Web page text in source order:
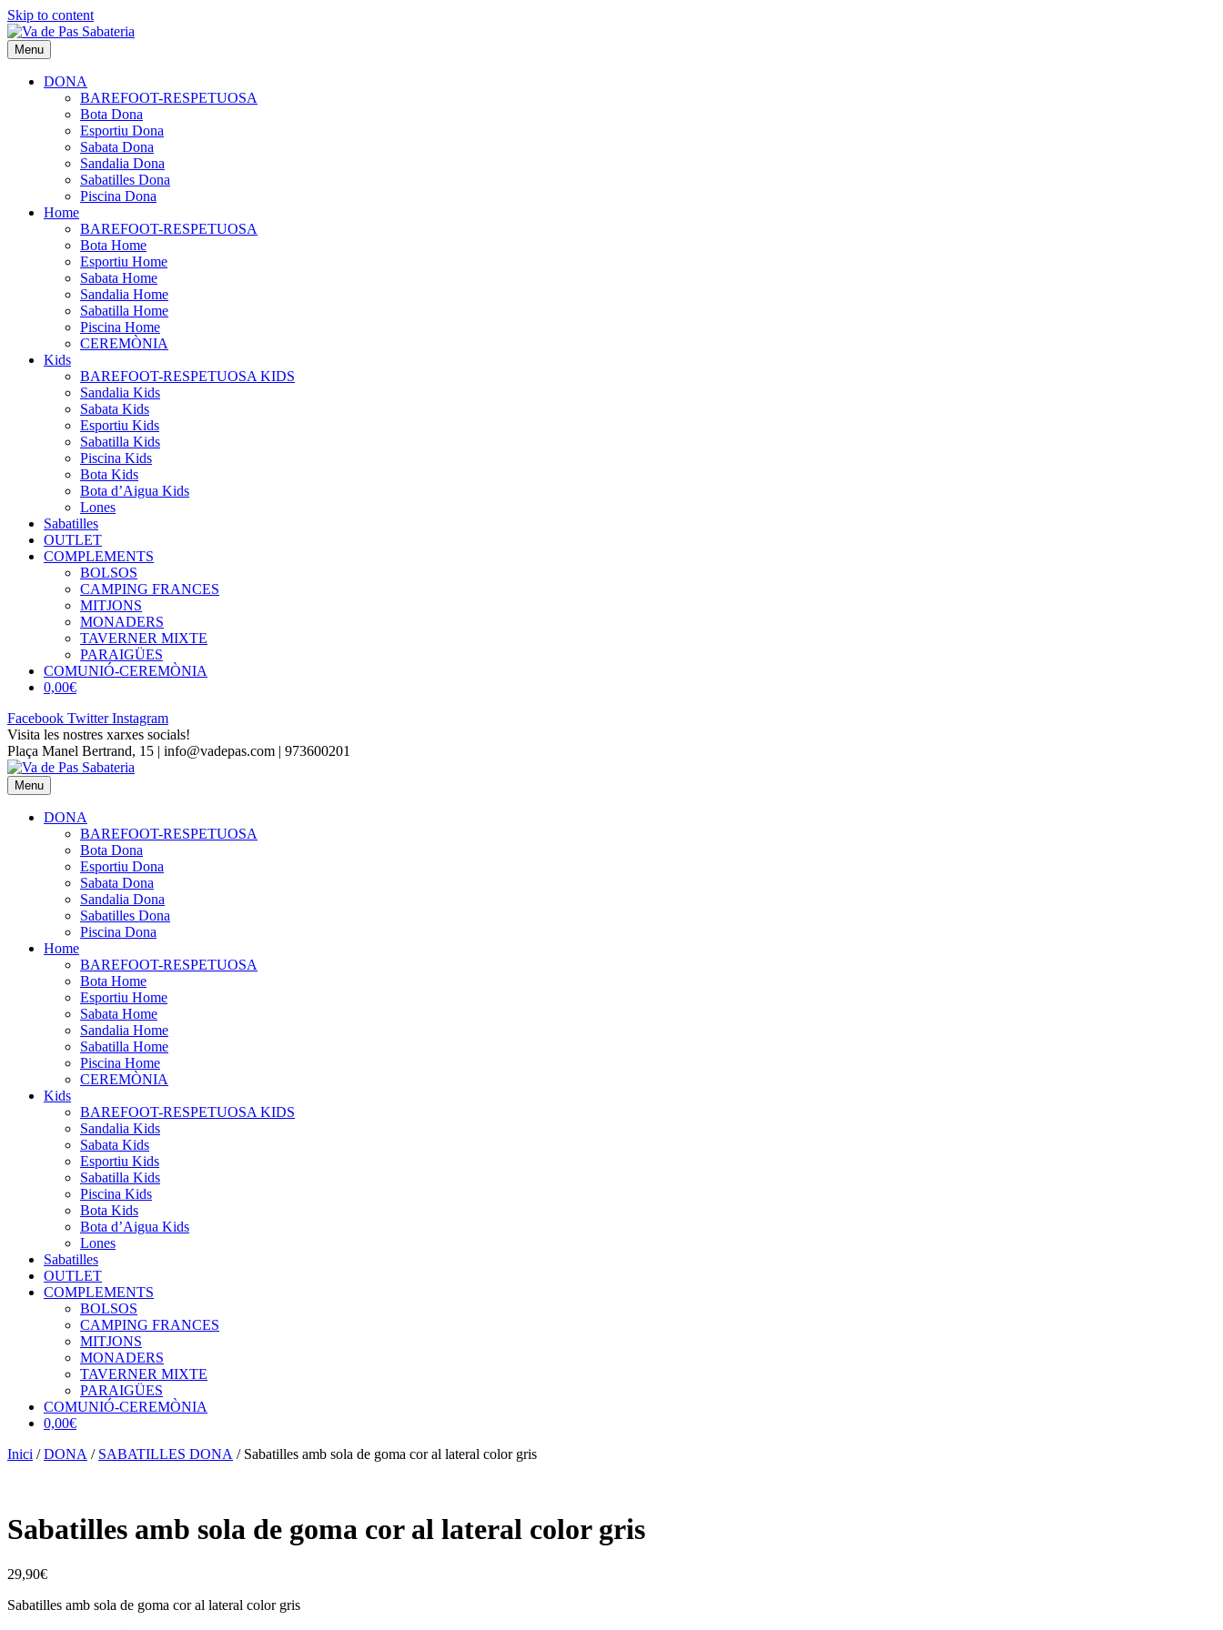
Skip to content
Menu
DONA
BAREFOOT-RESPETUOSA
Bota Dona
Esportiu Dona
Sabata Dona
Sandalia Dona
Sabatilles Dona
Piscina Dona
Home
BAREFOOT-RESPETUOSA
Bota Home
Esportiu Home
Sabata Home
Sandalia Home
Sabatilla Home
Piscina Home
CEREMÒNIA
Kids
BAREFOOT-RESPETUOSA KIDS
Sandalia Kids
Sabata Kids
Esportiu Kids
Sabatilla Kids
Piscina Kids
Bota Kids
Bota d’Aigua Kids
Lones
Sabatilles
OUTLET
COMPLEMENTS
BOLSOS
CAMPING FRANCES
MITJONS
MONADERS
TAVERNER MIXTE
PARAIGÜES
COMUNIÓ-CEREMÒNIA
0,00€
Facebook Twitter Instagram
Visita les nostres xarxes socials!
Plaça Manel Bertrand, 15 | info@vadepas.com | 973600201
Menu
DONA
BAREFOOT-RESPETUOSA
Bota Dona
Esportiu Dona
Sabata Dona
Sandalia Dona
Sabatilles Dona
Piscina Dona
Home
BAREFOOT-RESPETUOSA
Bota Home
Esportiu Home
Sabata Home
Sandalia Home
Sabatilla Home
Piscina Home
CEREMÒNIA
Kids
BAREFOOT-RESPETUOSA KIDS
Sandalia Kids
Sabata Kids
Esportiu Kids
Sabatilla Kids
Piscina Kids
Bota Kids
Bota d’Aigua Kids
Lones
Sabatilles
OUTLET
COMPLEMENTS
BOLSOS
CAMPING FRANCES
MITJONS
MONADERS
TAVERNER MIXTE
PARAIGÜES
COMUNIÓ-CEREMÒNIA
0,00€
Inici /DONA / SABATILLES DONA / Sabatilles amb sola de goma cor al lateral color gris
Sabatilles amb sola de goma cor al lateral color gris
29,90€
Sabatilles amb sola de goma cor al lateral color gris